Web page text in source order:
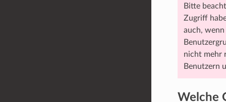
Bitte
Zugriff
auch,
nicht mehr
Benutzern
Welche